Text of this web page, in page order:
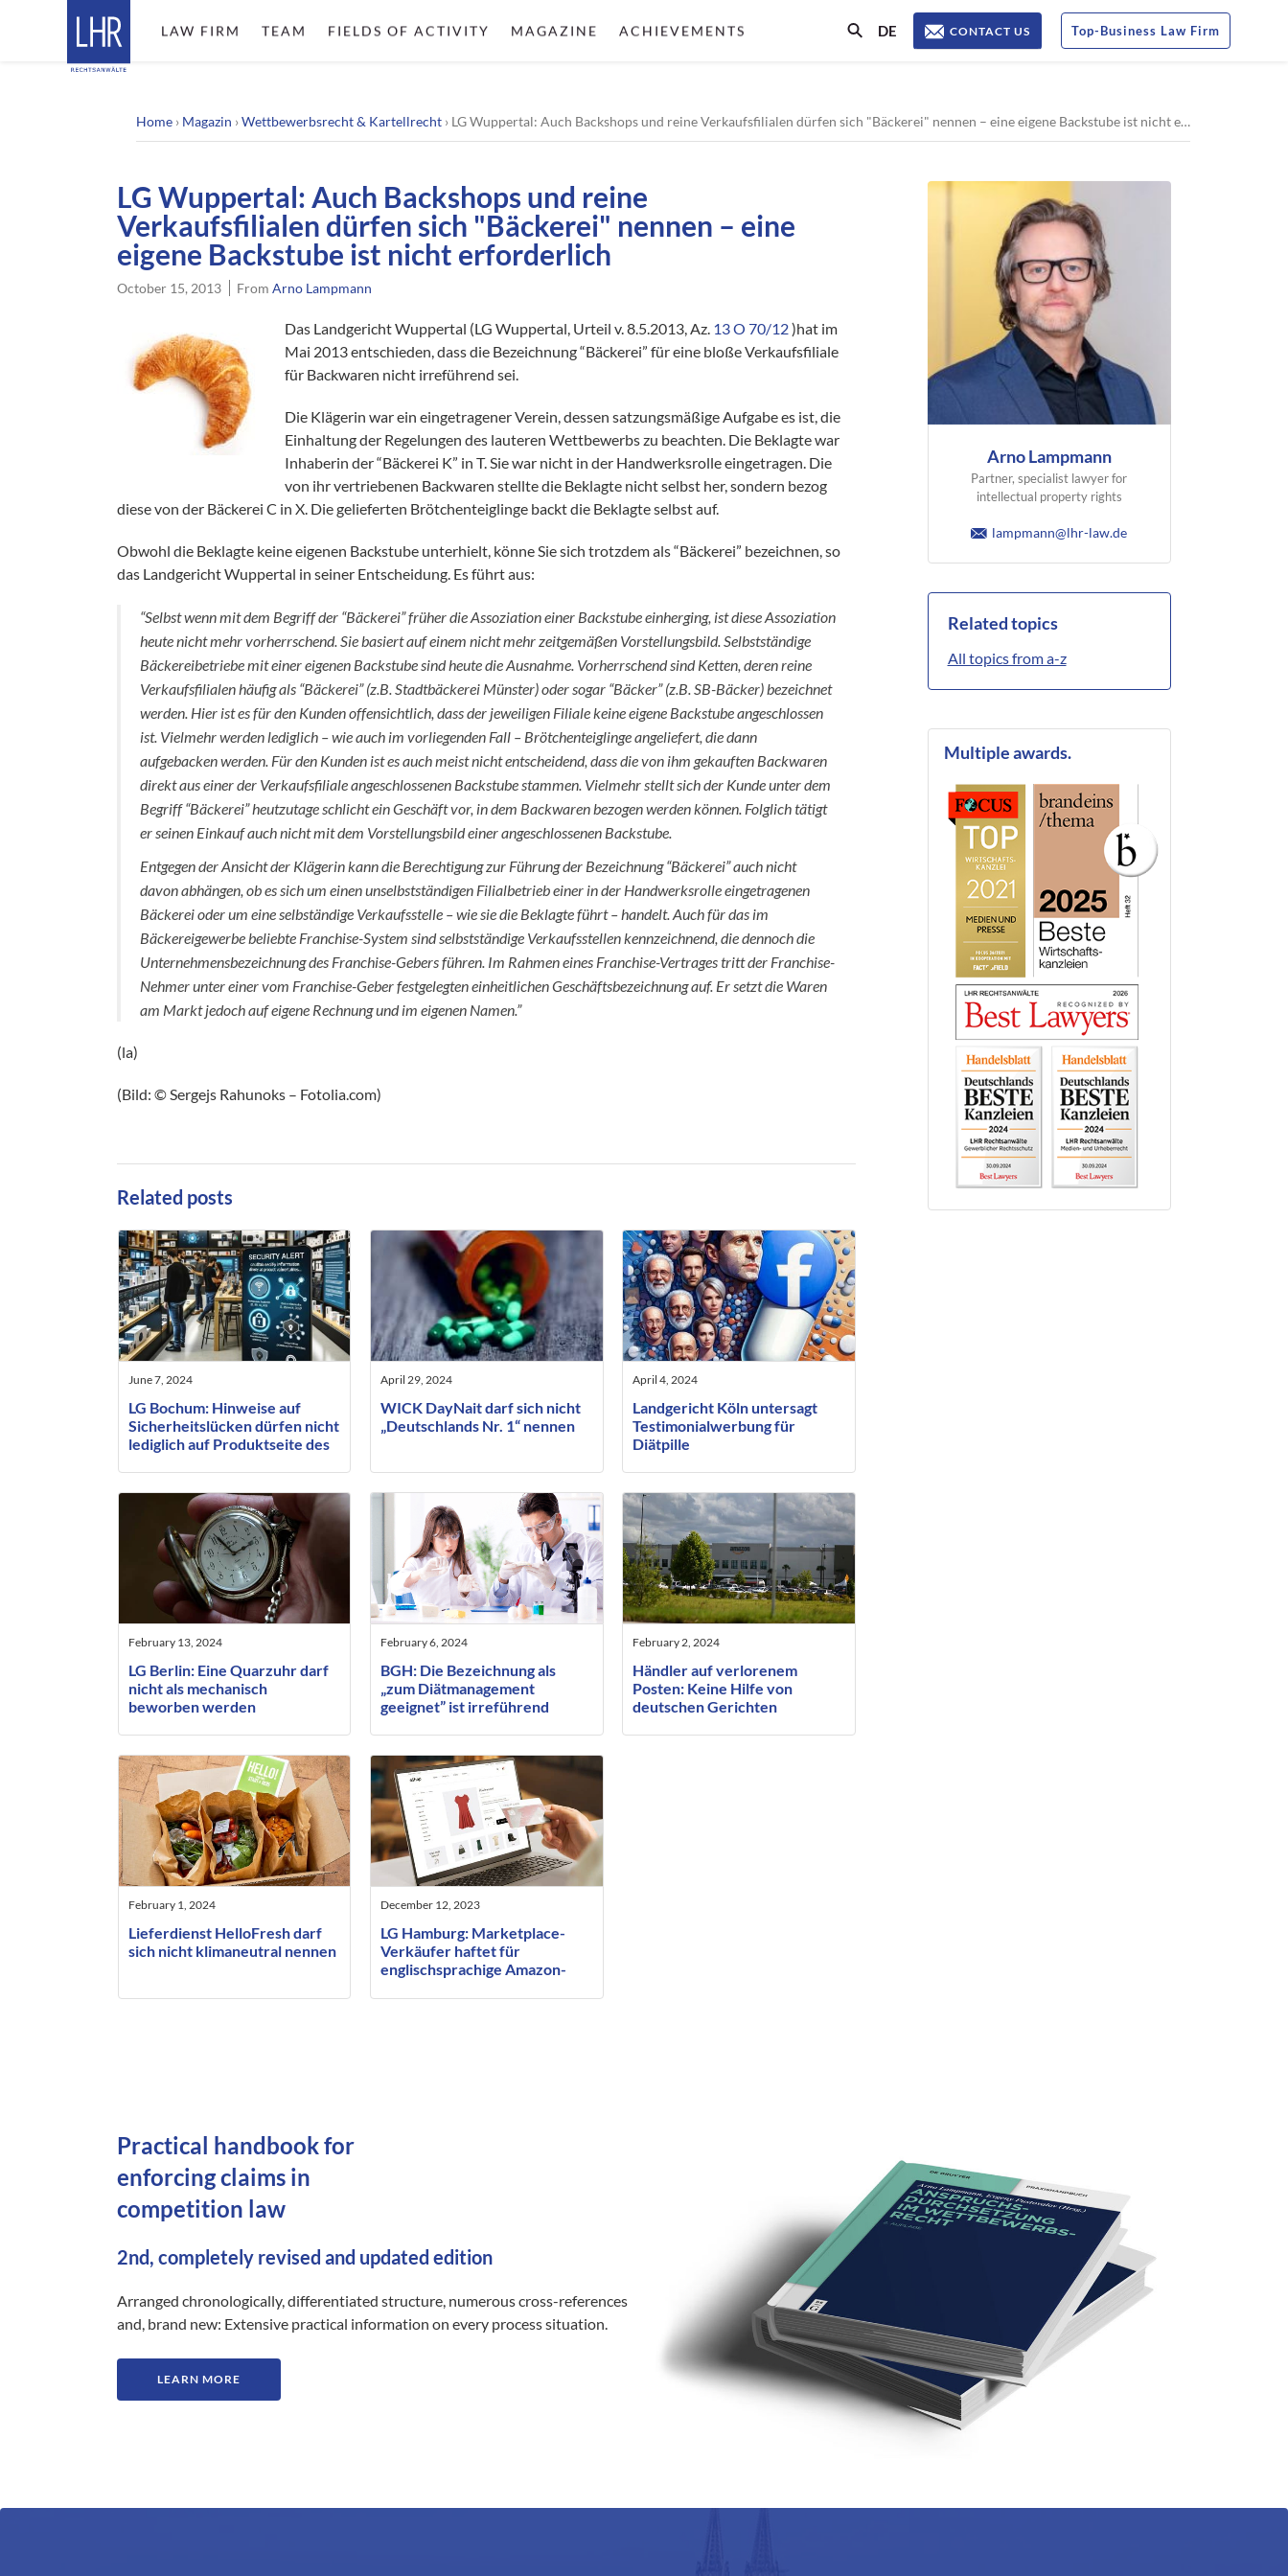
Top-Business Law Firm
CONTACT US
LAW FIRM TEAM FIELDS OF ACTIVITY MAGAZINE ACHIEVEMENTS DE
Home › Magazin ›Wettbewerbsrecht & Kartellrecht › LG Wuppertal: Auch Backshops und reine Verkaufsfilialen dürfen sich "Bäckerei" nennen – eine eigene Backstube ist nicht erforderlich
LG Wuppertal: Auch Backshops und reine
Verkaufsfilialen dürfen sich "Bäckerei" nennen – eine
eigene Backstube ist nicht erforderlich
October 15, 2013 FromArno Lampmann
Das Landgericht Wuppertal (LG Wuppertal, Urteil v. 8.5.2013, Az. 13 O 70/12)hat im
Mai 2013 entschieden, dass die Bezeichnung “Bäckerei” für eine bloße Verkaufsfiliale
für Backwaren nicht irreführend sei.
Die Klägerin war ein eingetragener Verein, dessen satzungsmäßige Aufgabe es ist, die
Einhaltung der Regelungen des lauteren Wettbewerbs zu beachten. Die Beklagte war
Inhaberin der “Bäckerei K” in T. Sie war nicht in der Handwerksrolle eingetragen. Die
von ihr vertriebenen Backwaren stellte die Beklagte nicht selbst her, sondern bezog
diese von der Bäckerei C in X. Die gelieferten Brötchenteiglinge backt die Beklagte selbst auf.
Obwohl die Beklagte keine eigenen Backstube unterhielt, könne Sie sich trotzdem als “Bäckerei” bezeichnen, so
das Landgericht Wuppertal in seiner Entscheidung. Es führt aus:
“Selbst wenn mit dem Begriff der “Bäckerei” früher die Assoziation einer Backstube einherging, ist diese Assoziation
heute nicht mehr vorherrschend. Sie basiert auf einem nicht mehr zeitgemäßen Vorstellungsbild. Selbstständige
Bäckereibetriebe mit einer eigenen Backstube sind heute die Ausnahme. Vorherrschend sind Ketten, deren reine
Verkaufsfilialen häufig als “Bäckerei” (z.B. Stadtbäckerei Münster) oder sogar “Bäcker” (z.B. SB-Bäcker) bezeichnet
werden. Hier ist es für den Kunden offensichtlich, dass der jeweiligen Filiale keine eigene Backstube angeschlossen
ist. Vielmehr werden lediglich – wie auch im vorliegenden Fall – Brötchenteiglinge angeliefert, die dann
aufgebacken werden. Für den Kunden ist es auch meist nicht entscheidend, dass die von ihm gekauften Backwaren
direkt aus einer der Verkaufsfiliale angeschlossenen Backstube stammen. Vielmehr stellt sich der Kunde unter dem
Begriff “Bäckerei” heutzutage schlicht ein Geschäft vor, in dem Backwaren bezogen werden können. Folglich tätigt
er seinen Einkauf auch nicht mit dem Vorstellungsbild einer angeschlossenen Backstube.
Entgegen der Ansicht der Klägerin kann die Berechtigung zur Führung der Bezeichnung “Bäckerei” auch nicht
davon abhängen, ob es sich um einen unselbstständigen Filialbetrieb einer in der Handwerksrolle eingetragenen
Bäckerei oder um eine selbständige Verkaufsstelle – wie sie die Beklagte führt – handelt. Auch für das im
Bäckereigewerbe beliebte Franchise-System sind selbstständige Verkaufsstellen kennzeichnend, die dennoch die
Unternehmensbezeichnung des Franchise-Gebers führen. Im Rahmen eines Franchise-Vertrages tritt der Franchise-
Nehmer unter einer vom Franchise-Geber festgelegten einheitlichen Geschäftsbezeichnung auf. Er setzt die Waren
am Markt jedoch auf eigene Rechnung und im eigenen Namen.”
(la)
(Bild: © Sergejs Rahunoks – Fotolia.com)
Related posts
June 7, 2024
LG Bochum: Hinweise auf
Sicherheitslücken dürfen nicht
lediglich auf Produktseite des
April 29, 2024
WICK DayNait darf sich nicht
„Deutschlands Nr. 1“ nennen
April 4, 2024
Landgericht Köln untersagt
Testimonialwerbung für
Diätpille
February 13, 2024
LG Berlin: Eine Quarzuhr darf
nicht als mechanisch
beworben werden
February 6, 2024
BGH: Die Bezeichnung als
„zum Diätmanagement
geeignet” ist irreführend
February 2, 2024
Händler auf verlorenem
Posten: Keine Hilfe von
deutschen Gerichten
February 1, 2024
Lieferdienst HelloFresh darf
sich nicht klimaneutral nennen
December 12, 2023
LG Hamburg: Marketplace-
Verkäufer haftet für
englischsprachige Amazon-
Arno Lampmann
Partner, specialist lawyer for
intellectual property rights
lampmann@lhr-law.de
Related topics
All topics from a-z
Multiple awards.
Practical handbook for
enforcing claims in
competition law
2nd, completely revised and updated edition
Arranged chronologically, differentiated structure, numerous cross-references
and, brand new: Extensive practical information on every process situation.
LEARN MORE